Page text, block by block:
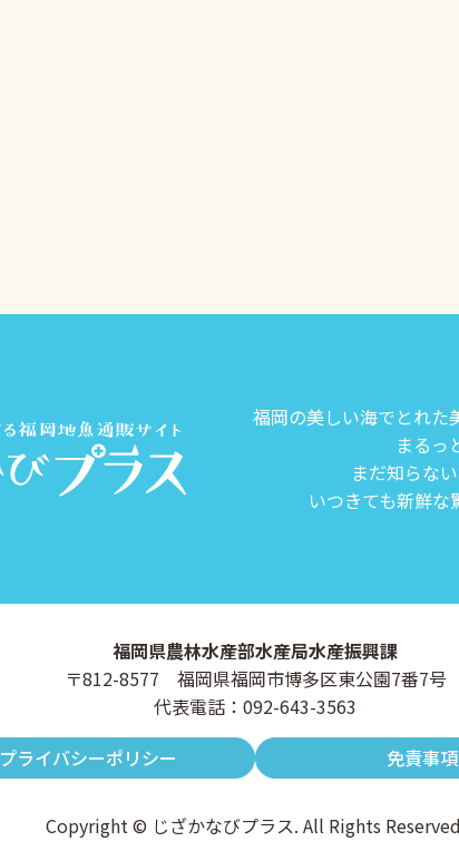
福岡の美しい海でとれた
まるっ
まだ知らな
いつきても新鮮な
福岡県農林水産部水産局水産振興課
〒812-8577 福岡県福岡市博多区東公園7番7号
代表電話：092-643-3563
プライバシーポリシー
免責事項
Copyright © じざかなびプラス. All Rights